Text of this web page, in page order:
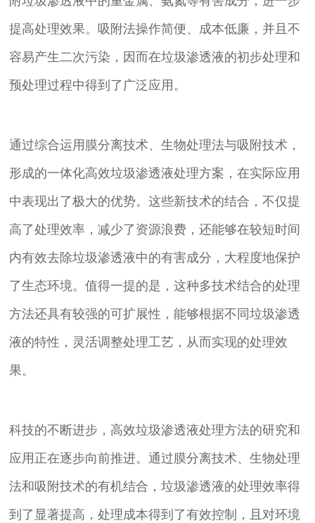
提高处理效果。吸附法操作简便、成本低廉，并且不
容易产生二次污染，因而在垃圾渗透液的初步处理和
预处理过程中得到了广泛应用。
通过综合运用膜分离技术、生物处理法与吸附技术，
形成的一体化高效垃圾渗透液处理方案，在实际应用
中表现出了极大的优势。这些新技术的结合，不仅提
高了处理效率，减少了资源浪费，还能够在较短时间
内有效去除垃圾渗透液中的有害成分，大程度地保护
了生态环境。值得一提的是，这种多技术结合的处理
方法还具有较强的可扩展性，能够根据不同垃圾渗透
液的特性，灵活调整处理工艺，从而实现的处理效
果。
科技的不断进步，高效垃圾渗透液处理方法的研究和
应用正在逐步向前推进。通过膜分离技术、生物处理
法和吸附技术的有机结合，垃圾渗透液的处理效率得
到了显著提高，处理成本得到了有效控制，且对环境